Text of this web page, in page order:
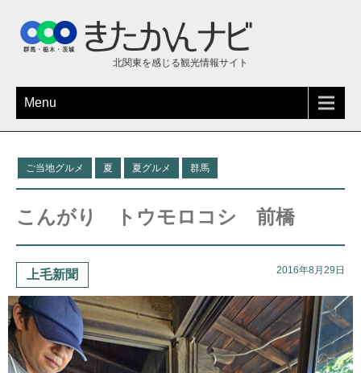
北関東を感じる観光情報サイト
Menu
ご当地グルメ 夏 夏グルメ 群馬
こんがり トウモロコシ 前橋
上毛新聞 2016年8月29日